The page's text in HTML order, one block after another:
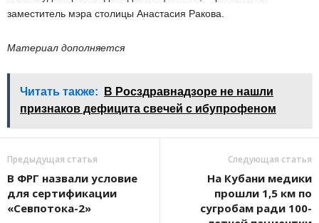
заместитель мэра столицы Анастасия Ракова.
Материал дополняется
Читать также:
В Росздравнадзоре не нашли
признаков дефицита свечей с ибупрофеном
Предыдущая статья
В ФРГ назвали условие
для сертификации
«Севпотока-2»
Следующая статья
На Кубани медики
прошли 1,5 км по
сугробам ради 100-